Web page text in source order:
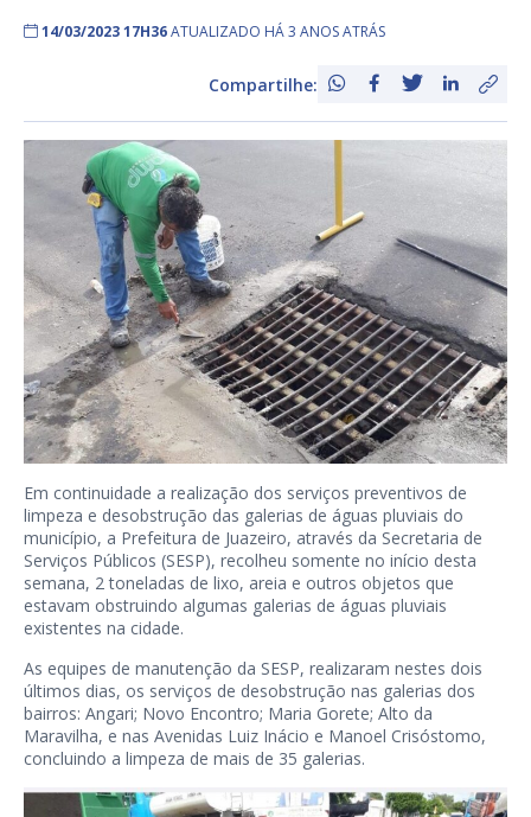
14/03/2023 17H36ATUALIZADO HÁ 3 ANOS ATRÁS
Compartilhe:
Em continuidade a realização dos serviços preventivos de
limpeza e desobstrução das galerias de águas pluviais do
município, a Prefeitura de Juazeiro, através da Secretaria de
Serviços Públicos (SESP), recolheu somente no início desta
semana, 2 toneladas de lixo, areia e outros objetos que
estavam obstruindo algumas galerias de águas pluviais
existentes na cidade.
As equipes de manutenção da SESP, realizaram nestes dois
últimos dias, os serviços de desobstrução nas galerias dos
bairros: Angari; Novo Encontro; Maria Gorete; Alto da
Maravilha, e nas Avenidas Luiz Inácio e Manoel Crisóstomo,
concluindo a limpeza de mais de 35 galerias.